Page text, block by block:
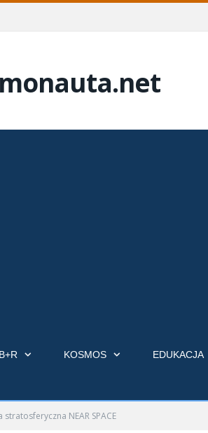
B+R KOSMOS EDUKACJA
stratosferyczna NEAR SPACE